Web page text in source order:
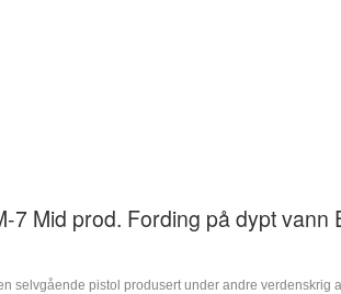
7 Mid prod. Fording på dypt vann
selvgående pistol produsert under andre verdenskrig